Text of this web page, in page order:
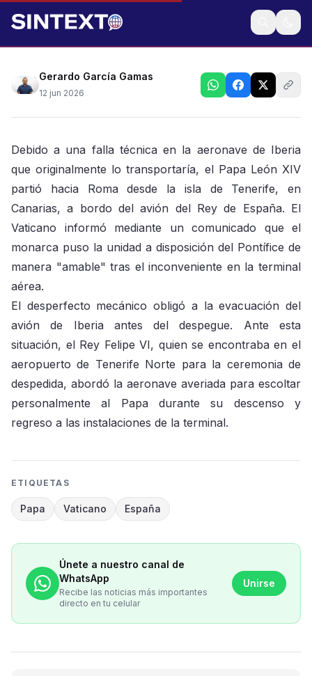
Facilita monarca su avión tras falla de nave que
transportaría al líder de la Iglesia Católica
Gerardo García Gamas
12 jun 2026
Debido a una falla técnica en la aeronave de Iberia
que originalmente lo transportaría, el Papa León XIV
partió hacia Roma desde la isla de Tenerife, en
Canarias, a bordo del avión del Rey de España. El
Vaticano informó mediante un comunicado que el
monarca puso la unidad a disposición del Pontífice de
manera "amable" tras el inconveniente en la terminal
aérea.
El desperfecto mecánico obligó a la evacuación del
avión de Iberia antes del despegue. Ante esta
situación, el Rey Felipe VI, quien se encontraba en el
aeropuerto de Tenerife Norte para la ceremonia de
despedida, abordó la aeronave averiada para escoltar
personalmente al Papa durante su descenso y
regreso a las instalaciones de la terminal.
ETIQUETAS
Papa Vaticano España
Únete a nuestro canal de
WhatsApp
Recibe las noticias más importantes
directo en tu celular
Unirse